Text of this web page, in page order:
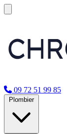
09 72 51 99 85
Plombier